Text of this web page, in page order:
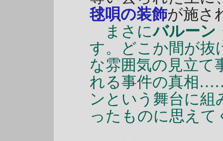
毬唄の装飾が施さ
まさにバルーン
す。どこか間が抜
な雰囲気の見立て
れる事件の真相
ンという舞台に
ったものに思え